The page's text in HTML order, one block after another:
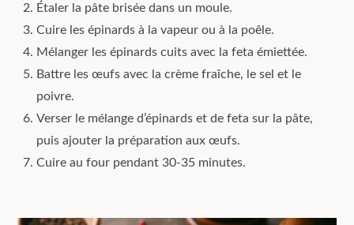
Étaler la pâte brisée dans un moule.
Cuire les épinards à la vapeur ou à la poêle.
Mélanger les épinards cuits avec la feta émiettée.
Battre les œufs avec la crème fraîche, le sel et le
poivre.
Verser le mélange d’épinards et de feta sur la pâte,
puis ajouter la préparation aux œufs.
Cuire au four pendant 30-35 minutes.